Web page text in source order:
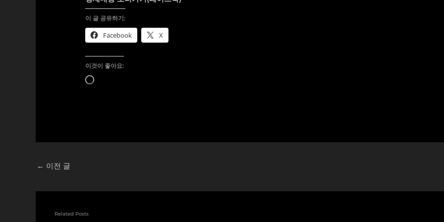
이 글 공유하기:
Facebook X
이것이 좋아요:
로
← 이전 글
Related Posts